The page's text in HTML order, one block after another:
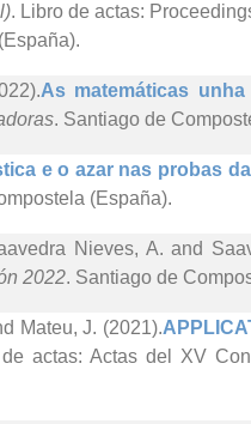
. Libro de actas:
As matemáticas
. Santiago de
e o azar nas probas
(España).
Nieves, A. and
2022. Santiago de
Mateu, J. (2021).
actas: Actas del XV